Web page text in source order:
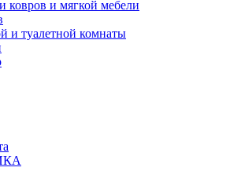
ковров и мягкой мебели
и туалетной комнаты